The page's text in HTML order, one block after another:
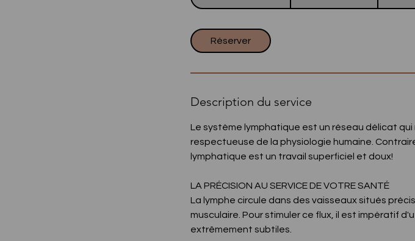
e
i
n
Réserver
Description du service
Le système lymphatique est un réseau délicat
respectueuse de la physiologie humaine.
lymphatique est un travail superficiel et doux!
LA PRÉCISION AU SERVICE DE VOTRE SANTÉ
La lymphe circule dans des vaisseaux situés
musculaire. Pour stimuler ce flux, il est impératif
extrêmement subtiles.